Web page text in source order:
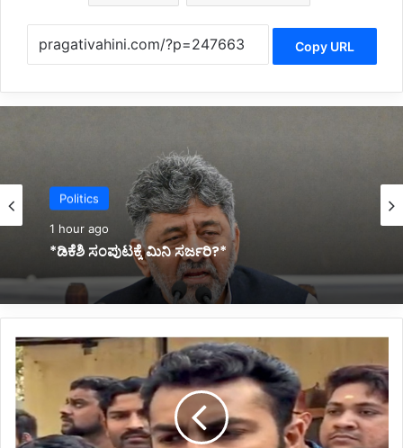
Copy URL
Politics
*ಡಿಕೆಶಿ ಸಂಪುಟಕ್ಕೆ ಮಿನಿ ಸರ್ಜರಿ?*
Latest
*ಇದ್ದಕ್ಕಿದ್ದಂತೆ ಆತ್ಮಹತ್ಯೆಗೆ ಶರಣಾದ ಕಾರಾವಳಿ ಮೂಲದ
ಮಾಡೆಲ್*
*ಎಸ್
ಐಟಿ
ಚಾರ್ಜ್
ಶೀಟ್
ಬೆನ್ನಲ್ಲೇ
EDಯಿಂದ